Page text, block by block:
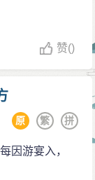
赞()
拼
繁
原
因游宴入，